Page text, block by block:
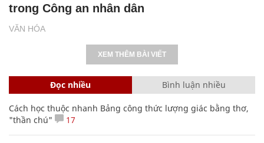
VĂN HÓA
trong Công an nhân dân
XEM THÊM BÀI VIẾT
Đọc nhiều Bình luận nhiều
Cách học thuộc nhanh Bảng công thức lượng giác bằng thơ,
"thần chú"
17